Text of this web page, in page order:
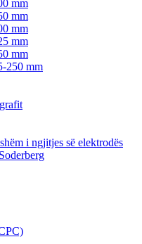
mm
mm
mm
mm
mm
250 mm
i ngjitjes së elektrodës